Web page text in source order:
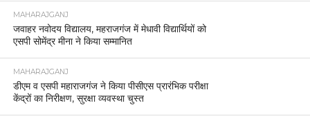
MAHARAJGANJ
जवाहर नवोदय विद्यालय, महराजगंज में मेधावी विद्यार्थियों को
एसपी सोमेंद्र मीना ने किया सम्मानित
MAHARAJGANJ
डीएम व एसपी महाराजगंज ने किया पीसीएस प्रारंभिक परीक्षा
केंद्रों का निरीक्षण, सुरक्षा व्यवस्था चुस्त